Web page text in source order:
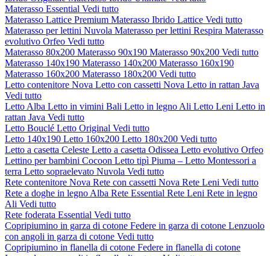
Materasso Essential Vedi tutto
Materasso Lattice Premium Materasso Ibrido Lattice Vedi tutto
Materasso per lettini Nuvola Materasso per lettini Respira Materasso
evolutivo Orfeo Vedi tutto
Materasso 80x200 Materasso 90x190 Materasso 90x200 Vedi tutto
Materasso 140x190 Materasso 140x200 Materasso 160x190
Materasso 160x200 Materasso 180x200 Vedi tutto
Letto contenitore Nova Letto con cassetti Nova Letto in rattan Java
Vedi tutto
Letto Alba Letto in vimini Bali Letto in legno Ali Letto Leni Letto in
rattan Java Vedi tutto
Letto Bouclé Letto Original Vedi tutto
Letto 140x190 Letto 160x200 Letto 180x200 Vedi tutto
Letto a casetta Celeste Letto a casetta Odissea Letto evolutivo Orfeo
Lettino per bambini Cocoon Letto tipì Piuma – Letto Montessori a
terra Letto sopraelevato Nuvola Vedi tutto
Rete contenitore Nova Rete con cassetti Nova Rete Leni Vedi tutto
Rete a doghe in legno Alba Rete Essential Rete Leni Rete in legno
Ali Vedi tutto
Rete foderata Essential Vedi tutto
Copripiumino in garza di cotone Federe in garza di cotone Lenzuolo
con angoli in garza di cotone Vedi tutto
Copripiumino in flanella di cotone Federe in flanella di cotone